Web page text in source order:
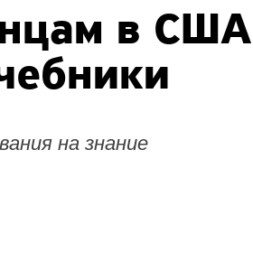
в США
на знание